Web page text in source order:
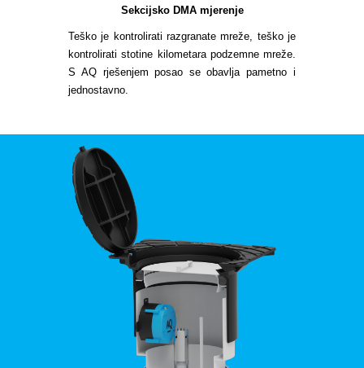
Sekcijsko DMA mjerenje
Teško je kontrolirati razgranate mreže, teško je
kontrolirati stotine kilometara podzemne mreže.
S AQ rješenjem posao se obavlja pametno i
jednostavno.